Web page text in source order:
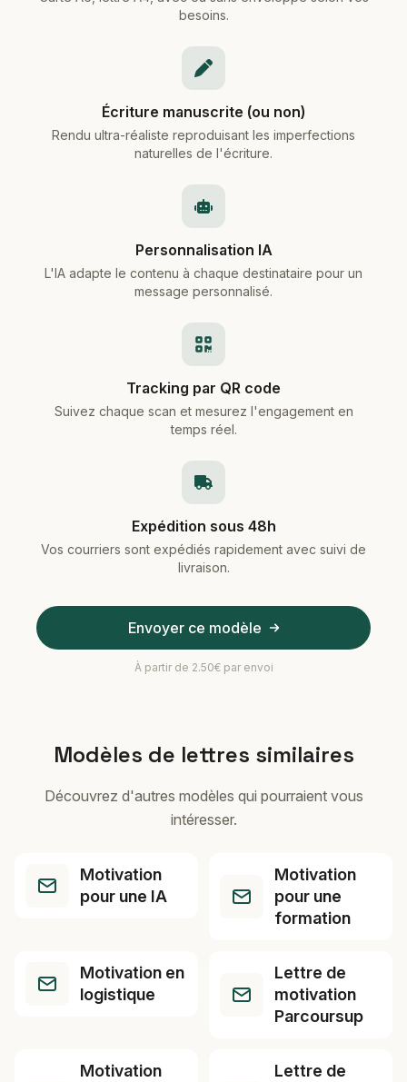
besoins.
Écriture manuscrite (ou non)
Rendu ultra-réaliste reproduisant les imperfections
naturelles de l'écriture.
Personnalisation IA
L'IA adapte le contenu à chaque destinataire pour un
message personnalisé.
Tracking par QR code
Suivez chaque scan et mesurez l'engagement en
temps réel.
Expédition sous 48h
Vos courriers sont expédiés rapidement avec suivi de
livraison.
Envoyer ce modèle
À partir de 2.50€ par envoi
Modèles de lettres similaires
Découvrez d'autres modèles qui pourraient vous
intéresser.
Motivation
pour une IA
Motivation
pour une
formation
Motivation en
logistique
Lettre de
motivation
Parcoursup
Motivation
Lettre de